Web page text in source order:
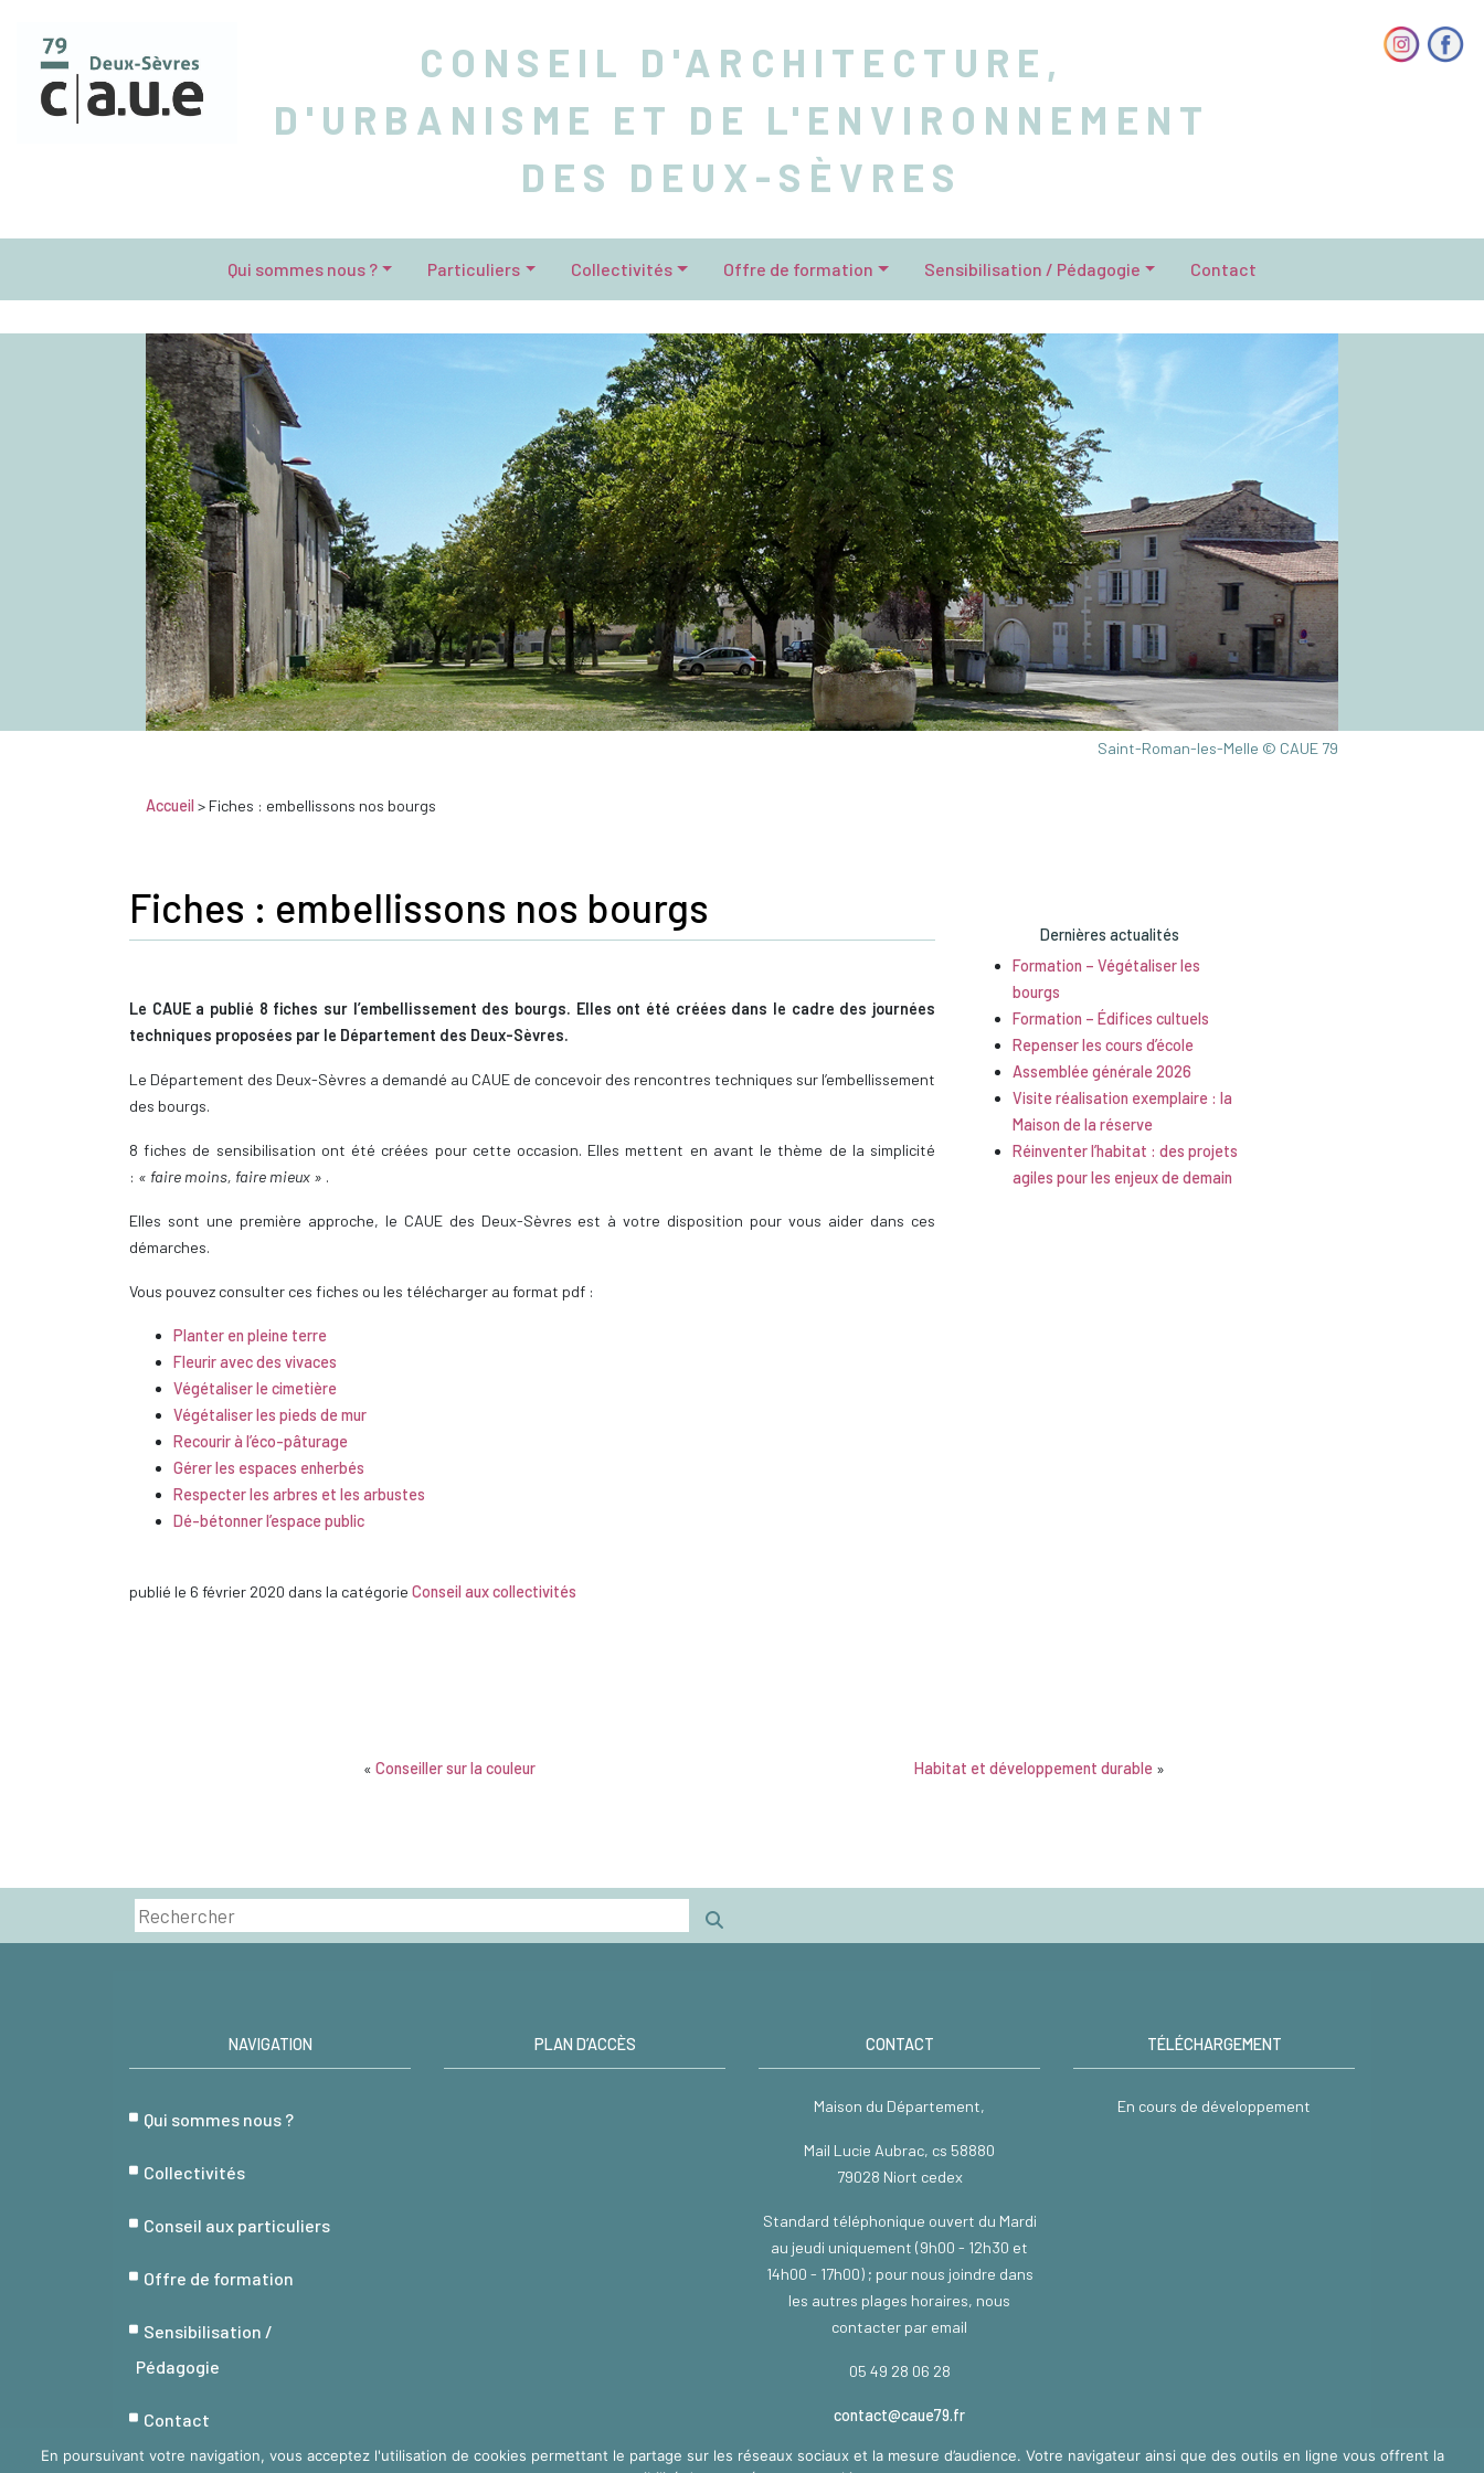
CONSEIL D'ARCHITECTURE,
D'URBANISME ET DE L'ENVIRONNEMENT
DES DEUX-SÈVRES
Qui sommes nous ? Particuliers Collectivités Offre de formation Sensibilisation / Pédagogie Contact
Saint-Roman-les-Melle © CAUE 79
Accueil > Fiches : embellissons nos bourgs
Fiches : embellissons nos bourgs
Le CAUE a publié 8 fiches sur l’embellissement des bourgs. Elles ont été créées dans le cadre des journées
techniques proposées par le Département des Deux-Sèvres.
Le Département des Deux-Sèvres a demandé au CAUE de concevoir des rencontres techniques sur l’embellissement
des bourgs.
8 fiches de sensibilisation ont été créées pour cette occasion. Elles mettent en avant le thème de la simplicité
: « faire moins, faire mieux » .
Elles sont une première approche, le CAUE des Deux-Sèvres est à votre disposition pour vous aider dans ces
démarches.
Vous pouvez consulter ces fiches ou les télécharger au format pdf :
Planter en pleine terre
Fleurir avec des vivaces
Végétaliser le cimetière
Végétaliser les pieds de mur
Recourir à l’éco-pâturage
Gérer les espaces enherbés
Respecter les arbres et les arbustes
Dé-bétonner l’espace public
publié le 6 février 2020 dans la catégorie Conseil aux collectivités
Dernières actualités
Formation – Végétaliser les
bourgs
Formation – Édifices cultuels
Repenser les cours d’école
Assemblée générale 2026
Visite réalisation exemplaire : la
Maison de la réserve
Réinventer l’habitat : des projets
agiles pour les enjeux de demain
« Conseiller sur la couleur Habitat et développement durable »
NAVIGATION
Qui sommes nous ?
Collectivités
Conseil aux particuliers
Offre de formation
Sensibilisation /
Pédagogie
Contact
PLAN D’ACCÈS CONTACT
Maison du Département,
Mail Lucie Aubrac, cs 58880
79028 Niort cedex
Standard téléphonique ouvert du Mardi
au jeudi uniquement (9h00 - 12h30 et
14h00 - 17h00) ; pour nous joindre dans
les autres plages horaires, nous
contacter par email
05 49 28 06 28
contact@caue79.fr
TÉLÉCHARGEMENT
En cours de développement
En poursuivant votre navigation, vous acceptez l'utilisation de cookies permettant le partage sur les réseaux sociaux et la mesure d’audience. Votre navigateur ainsi que des outils en ligne vous offrent la